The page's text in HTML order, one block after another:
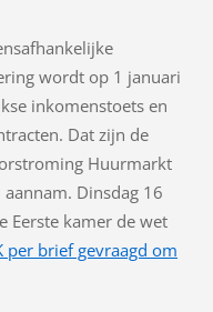
wordt op 1 januari
inkomenstoets en
Dat zijn de
Huurmarkt
Dinsdag 16
Eerste kamer de wet
per brief gevraagd om